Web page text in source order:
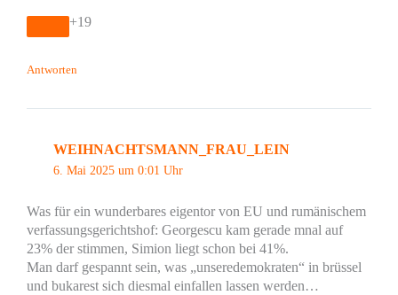
+19
Antworten
WEIHNACHTSMANN_FRAU_LEIN
6. Mai 2025 um 0:01 Uhr
Was für ein wunderbares eigentor von EU und rumänischem
verfassungsgerichtshof: Georgescu kam gerade mnal auf
23% der stimmen, Simion liegt schon bei 41%.
Man darf gespannt sein, was „unseredemokraten“ in brüssel
und bukarest sich diesmal einfallen lassen werden…